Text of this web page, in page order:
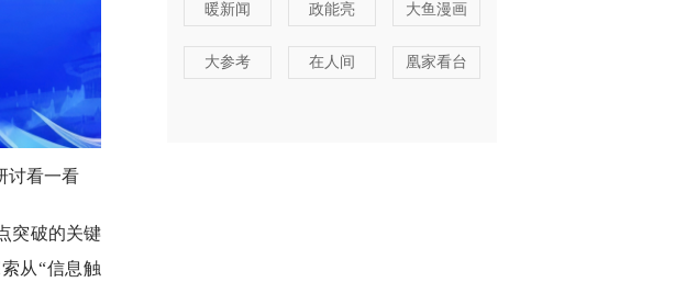
讨看一看
突破的关键
从“信息触
暖新闻 政能亮 大鱼漫画
大参考 在人间 凰家看台